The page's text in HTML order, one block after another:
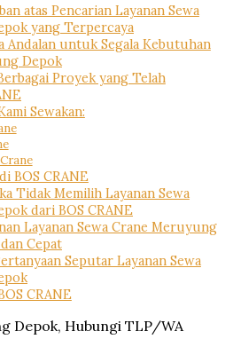
atas Pencarian Layanan Sewa
yang Terpercaya
Andalan untuk Segala Kebutuhan
Depok
Proyek yang Telah
Sewakan:
BOS CRANE
Tidak Memilih Layanan Sewa
dari BOS CRANE
Layanan Sewa Crane Meruyung
Cepat
Seputar Layanan Sewa
CRANE